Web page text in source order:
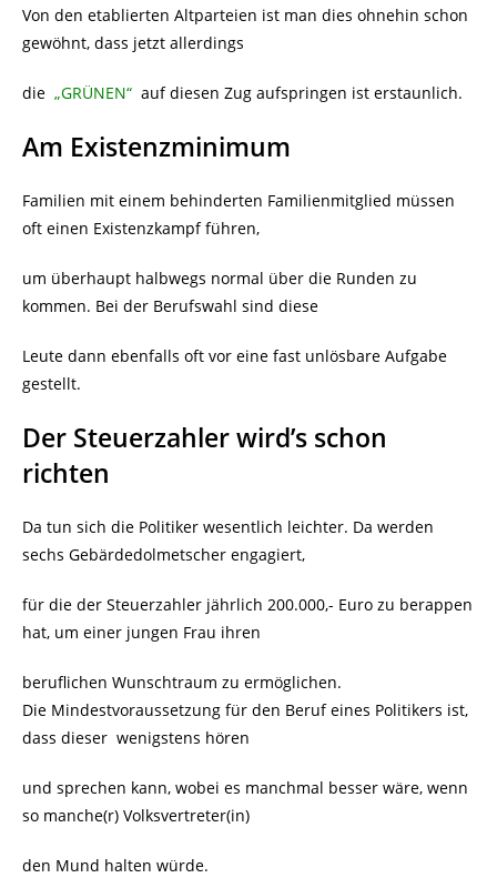
Von den etablierten Altparteien ist man dies ohnehin schon
gewöhnt, dass jetzt allerdings
die „GRÜNEN“ auf diesen Zug aufspringen ist erstaunlich.
Am Existenzminimum
Familien mit einem behinderten Familienmitglied müssen
oft einen Existenzkampf führen,
um überhaupt halbwegs normal über die Runden zu
kommen. Bei der Berufswahl sind diese
Leute dann ebenfalls oft vor eine fast unlösbare Aufgabe
gestellt.
Der Steuerzahler wird’s schon
richten
Da tun sich die Politiker wesentlich leichter. Da werden
sechs Gebärdedolmetscher engagiert,
für die der Steuerzahler jährlich 200.000,- Euro zu berappen
hat, um einer jungen Frau ihren
beruflichen Wunschtraum zu ermöglichen.
Die Mindestvoraussetzung für den Beruf eines Politikers ist,
dass dieser wenigstens hören
und sprechen kann, wobei es manchmal besser wäre, wenn
so manche(r) Volksvertreter(in)
den Mund halten würde.